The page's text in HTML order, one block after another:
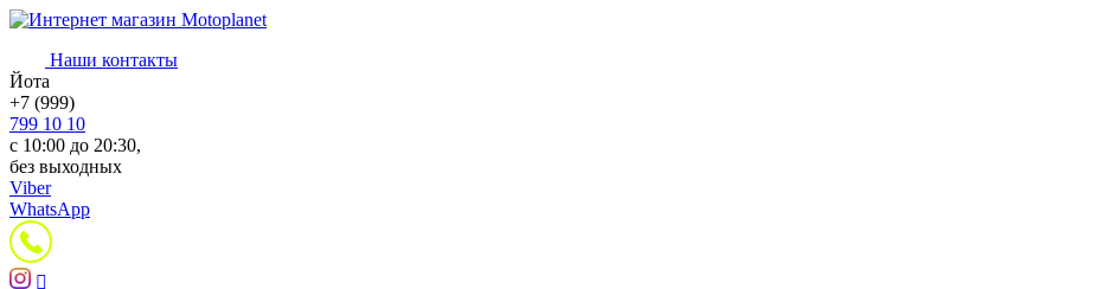
Наши контакты
Йота
+7 (999)
799 10 10
с 10:00 до 20:30,
без выходных
Viber
WhatsApp